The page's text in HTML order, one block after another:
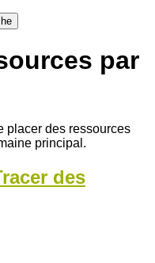
par
placer des ressources
principal.
des